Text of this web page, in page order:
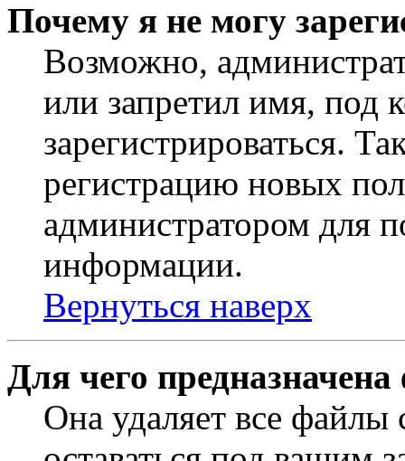
Почему я не могу
Возможно,
или запретил имя, под
зарегистрироваться.
регистрацию новых
администратором для
информации.
Вернуться наверх
Для чего
Она удаляет все файлы